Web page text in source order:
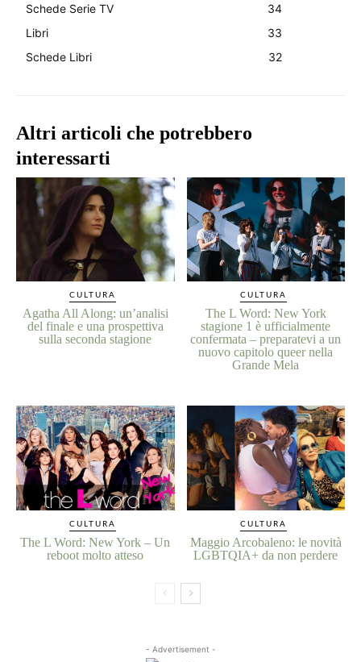
Schede Serie TV
34
Libri
33
Schede Libri
32
Altri articoli che potrebbero
interessarti
CULTURA
Agatha All Along: un’analisi
del finale e una prospettiva
sulla seconda stagione
CULTURA
The L Word: New York
stagione 1 è ufficialmente
confermata – preparatevi a un
nuovo capitolo queer nella
Grande Mela
CULTURA
The L Word: New York – Un
reboot molto atteso
CULTURA
Maggio Arcobaleno: le novità
LGBTQIA+ da non perdere
- Advertisement -